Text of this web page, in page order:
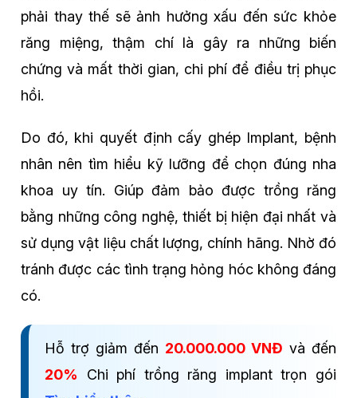
phải thay thế sẽ ảnh hưởng xấu đến sức khỏe
răng miệng, thậm chí là gây ra những biến
chứng và mất thời gian, chi phí để điều trị phục
hồi.
Do đó, khi quyết định cấy ghép Implant, bệnh
nhân nên tìm hiểu kỹ lưỡng để chọn đúng nha
khoa uy tín. Giúp đảm bảo được trồng răng
bằng những công nghệ, thiết bị hiện đại nhất và
sử dụng vật liệu chất lượng, chính hãng. Nhờ đó
tránh được các tình trạng hỏng hóc không đáng
có.
Hỗ trợ giảm đến 20.000.000 VNĐ và đến
20% Chi phí trồng răng implant trọn gói